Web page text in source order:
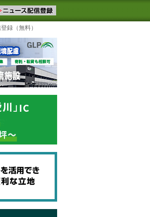
。物流ニュースメール配信を登録す
見るテーマ
録（無料）